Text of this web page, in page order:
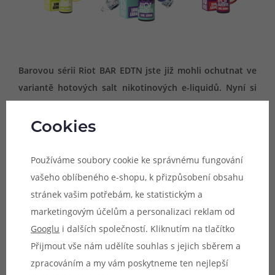
Barovou sérii Riot BAR EDTN jste již mohli ochutnat ve
variantě hotových salt nikotinových e-liquidů. Nyní si
můžete tuto jedinečnou a vymazlenou řadu vychutnat
také ve variantě příchutí s&v určených k vlastní
ovoce, bravurně navržené receptury a doslova
dechberoucí chuť při každém potahu. To vše na vás
čeká v řadě Riot BAR EDTN.
Za výrobou příchutí Riot BAR EDTN S&V stojí prémiový
výrobce Riot Labs z Velké Británie. Všechna jejich aromata
oplývají nepřekonatelnou kvalitou, které je dosaženo již
Cookies
Používáme soubory cookie ke správnému fungování
vašeho oblíbeného e-shopu, k přizpůsobení obsahu
stránek vašim potřebám, ke statistickým a
marketingovým účelům a personalizaci reklam od
Googlu i dalších společností. Kliknutím na tlačítko
Přijmout vše nám udělíte souhlas s jejich sběrem a
zpracováním a my vám poskytneme ten nejlepší